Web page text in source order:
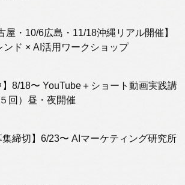
屋・10/6広島・11/18沖縄リアル開催】
ンド × AI活用ワークショップ
】8/18〜 YouTube＋ショート動画実践講
回）昼・夜開催
集締切】6/23〜 AIマーケティング研究所